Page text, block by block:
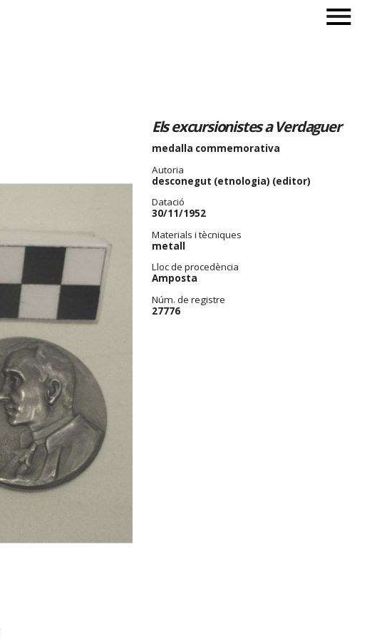
Els excursionistes a Verdaguer
medalla commemorativa
Autoria
desconegut (etnologia) (editor)
Datació
30/11/1952
Materials i tècniques
metall
Lloc de procedència
Amposta
Núm. de registre
27776